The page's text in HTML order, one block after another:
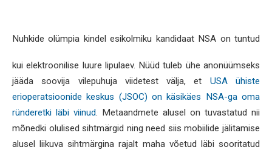
Nuhkide olümpia kindel esikolmiku kandidaat NSA on tuntud
kui elektroonilise luure lipulaev. Nüüd tuleb ühe anonüümseks
jääda soovija vilepuhuja viidetest välja, et USA ühiste
erioperatsioonide keskus (JSOC) on käsikäes NSA-ga oma
ründeretki läbi viinud . Metaandmete alusel on tuvastatud nii
mõnedki olulised sihtmärgid ning need siis mobiilide jälitamise
alusel liikuva sihtmärgina rajalt maha võetud läbi sooritatud